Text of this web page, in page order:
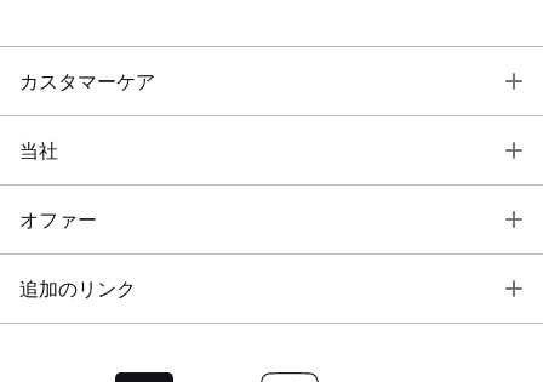
カスタマーケア
当社
オファー
追加のリンク